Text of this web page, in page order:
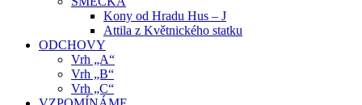
Kony od Hradu Hus – J
Attila z Květnického statku
ODCHOVY
Vrh „A“
Vrh „B“
Vrh „C“